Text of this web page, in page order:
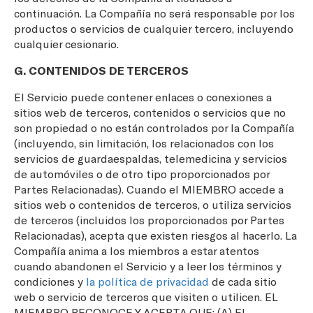
continuación. La Compañía no será responsable por los
productos o servicios de cualquier tercero, incluyendo
cualquier cesionario.
G. CONTENIDOS DE TERCEROS
El Servicio puede contener enlaces o conexiones a
sitios web de terceros, contenidos o servicios que no
son propiedad o no están controlados por la Compañía
(incluyendo, sin limitación, los relacionados con los
servicios de guardaespaldas, telemedicina y servicios
de automóviles o de otro tipo proporcionados por
Partes Relacionadas). Cuando el MIEMBRO accede a
sitios web o contenidos de terceros, o utiliza servicios
de terceros (incluidos los proporcionados por Partes
Relacionadas), acepta que existen riesgos al hacerlo. La
Compañía anima a los miembros a estar atentos
cuando abandonen el Servicio y a leer los términos y
condiciones y la política de privacidad de cada sitio
web o servicio de terceros que visiten o utilicen. EL